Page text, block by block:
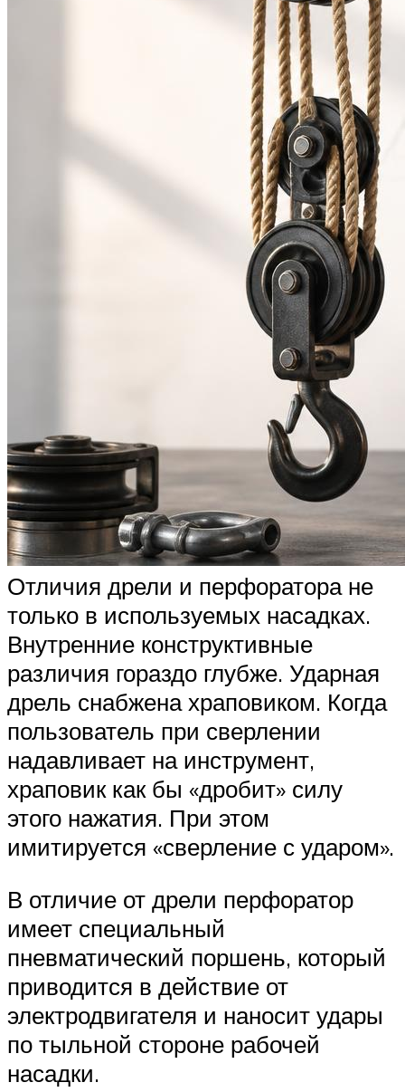
Отличия дрели и перфоратора не
только в используемых насадках.
Внутренние конструктивные
различия гораздо глубже. Ударная
дрель снабжена храповиком. Когда
пользователь при сверлении
надавливает на инструмент,
храповик как бы «дробит» силу
этого нажатия. При этом
имитируется «сверление с ударом».
В отличие от дрели перфоратор
имеет специальный
пневматический поршень, который
приводится в действие от
электродвигателя и наносит удары
по тыльной стороне рабочей
насадки.